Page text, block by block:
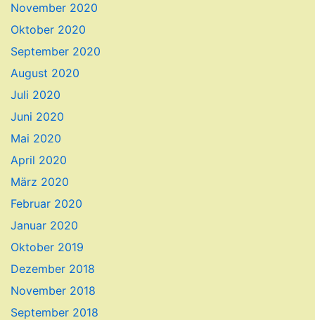
November 2020
Oktober 2020
September 2020
August 2020
Juli 2020
Juni 2020
Mai 2020
April 2020
März 2020
Februar 2020
Januar 2020
Oktober 2019
Dezember 2018
November 2018
September 2018